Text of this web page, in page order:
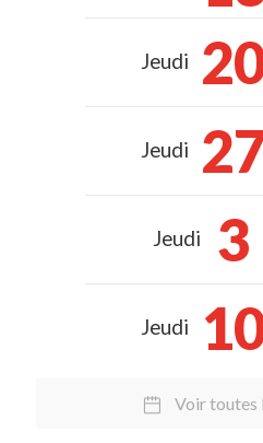
Jeudi
Jeudi
Jeudi 3
Jeudi
Voir toutes